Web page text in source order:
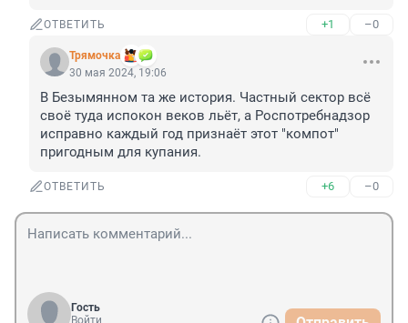
ОТВЕТИТЬ +1 –0
Трямочка
30 мая 2024, 19:06
В Безымянном та же история. Частный сектор всё
своё туда испокон веков льёт, а Роспотребнадзор
исправно каждый год признаёт этот "компот"
пригодным для купания.
ОТВЕТИТЬ +6 –0
Гость
Войти